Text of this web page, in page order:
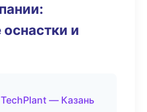
и
— Казань